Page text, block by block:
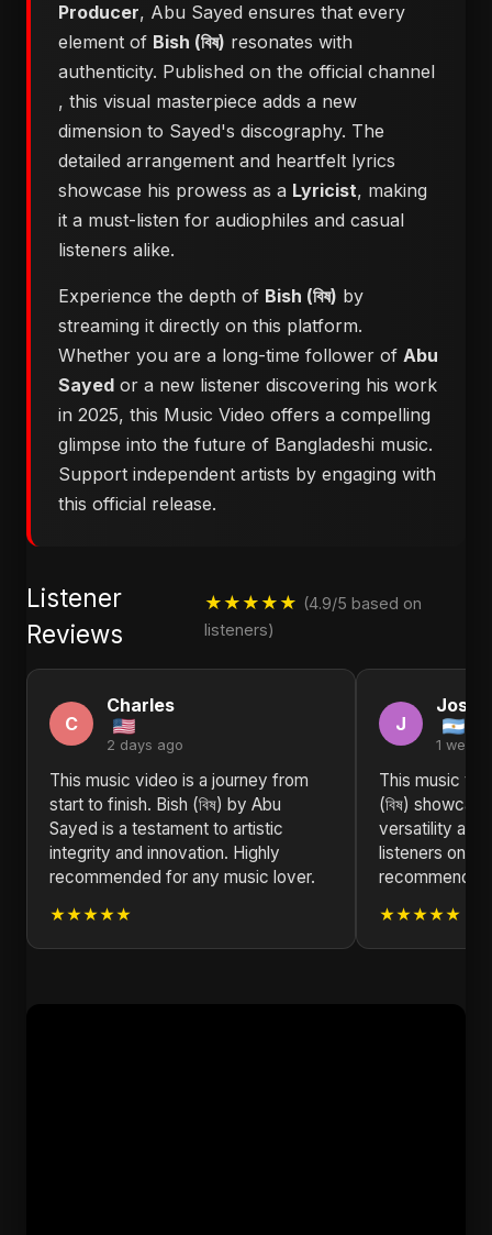
Producer, Abu Sayed ensures that every
element of Bish (বিষ) resonates with
authenticity. Published on the official channel
, this visual masterpiece adds a new
dimension to Sayed's discography. The
detailed arrangement and heartfelt lyrics
showcase his prowess as a Lyricist, making
it a must-listen for audiophiles and casual
listeners alike.
Experience the depth of Bish (বিষ) by
streaming it directly on this platform.
Whether you are a long-time follower of Abu
Sayed or a new listener discovering his work
in 2025, this Music Video offers a compelling
glimpse into the future of Bangladeshi music.
Support independent artists by engaging with
this official release.
Listener
Reviews
★★★★★ (4.9/5 based on
listeners)
C
Charles
2 days ago
This music video is a journey from
start to finish. Bish (বিষ) by Abu
Sayed is a testament to artistic
integrity and innovation. Highly
recommended for any music lover.
★★★★★
J
1 week
This music
(বিষ)
versatility and
listeners on a
recommend!
★★★★★